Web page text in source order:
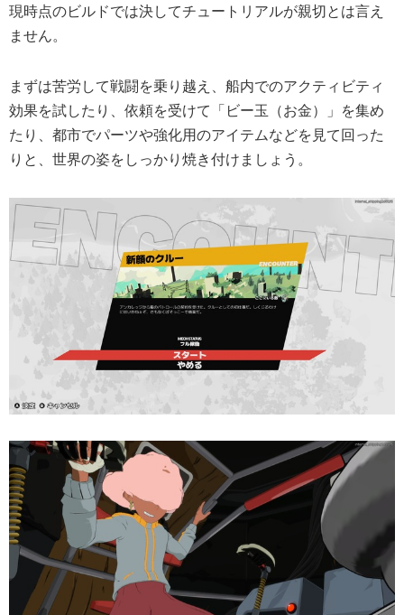
現時点のビルドでは決してチュートリアルが親切とは言え
ません。
まずは苦労して戦闘を乗り越え、船内でのアクティビティ
効果を試したり、依頼を受けて「ビー玉（お金）」を集め
たり、都市でパーツや強化用のアイテムなどを見て回った
りと、世界の姿をしっかり焼き付けましょう。